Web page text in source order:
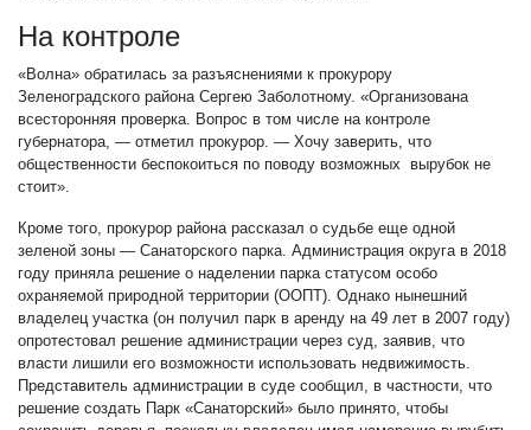
На контроле
«Волна» обратилась за разъяснениями к прокурору
Зеленоградского района Сергею Заболотному. «Организована
всесторонняя проверка. Вопрос в том числе на контроле
губернатора, — отметил прокурор. — Хочу заверить, что
общественности беспокоиться по поводу возможных вырубок не
стоит».
Кроме того, прокурор района рассказал о судьбе еще одной
зеленой зоны — Санаторского парка. Администрация округа в 2018
году приняла решение о наделении парка статусом особо
охраняемой природной территории (ООПТ). Однако нынешний
владелец участка (он получил парк в аренду на 49 лет в 2007 году)
опротестовал решение администрации через суд, заявив, что
власти лишили его возможности использовать недвижимость.
Представитель администрации в суде сообщил, в частности, что
решение создать Парк «Санаторский» было принято, чтобы